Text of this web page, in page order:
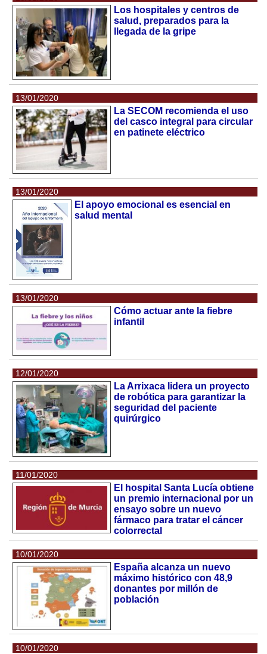
Los hospitales y centros de
salud, preparados para la
llegada de la gripe
13/01/2020
La SECOM recomienda el uso
del casco integral para circular
en patinete eléctrico
13/01/2020
El apoyo emocional es esencial en
salud mental
13/01/2020
Cómo actuar ante la fiebre
infantil
12/01/2020
La Arrixaca lidera un proyecto
de robótica para garantizar la
seguridad del paciente
quirúrgico
11/01/2020
El hospital Santa Lucía obtiene
un premio internacional por un
ensayo sobre un nuevo
fármaco para tratar el cáncer
colorrectal
10/01/2020
España alcanza un nuevo
máximo histórico con 48,9
donantes por millón de
población
10/01/2020